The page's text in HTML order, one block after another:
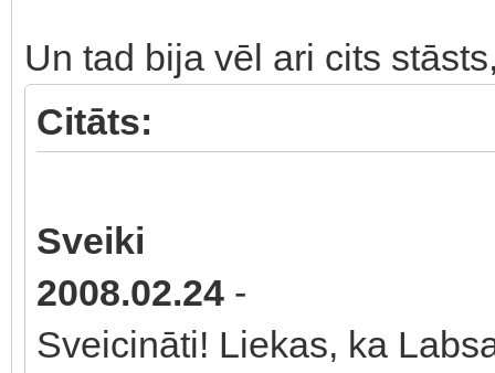
Un tad bija vēl ari cits
Citāts:
Sveiki
2008.02.24 -
Sveicināti! Liekas, ka